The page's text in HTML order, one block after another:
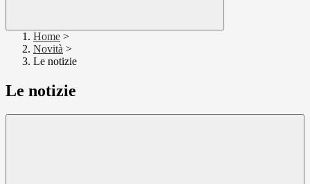
Home >
Novità >
Le notizie
Le notizie